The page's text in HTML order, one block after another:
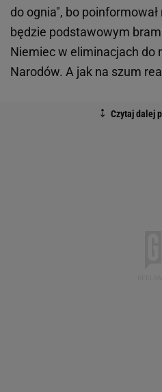
do ognia", bo
będzie podstawowym
Niemiec w eliminacjach do
Narodów. A jak na szum